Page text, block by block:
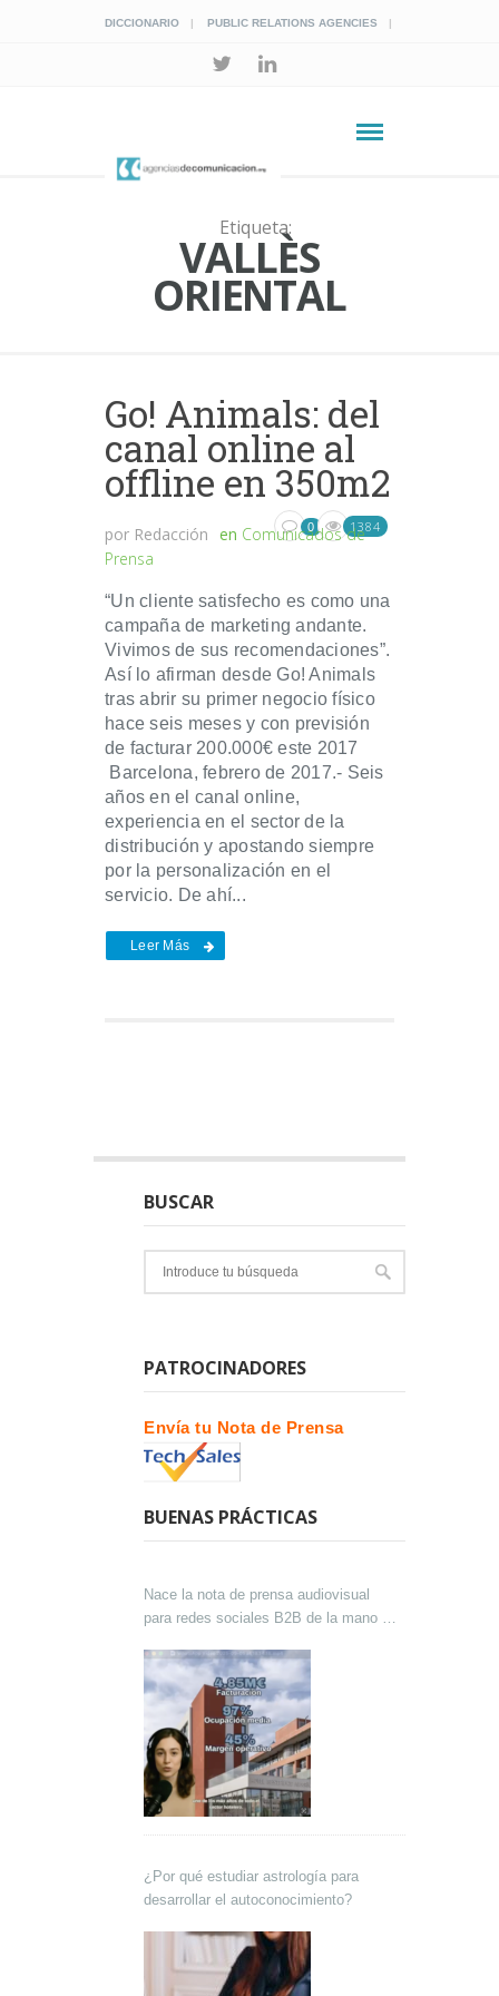
DICCIONARIO PUBLIC RELATIONS AGENCIES
Etiqueta:
VALLÈS
ORIENTAL
Go! Animals: del
canal online al
offline en 350m2
por Redacción en Comunicados de
Prensa
0 1384
“Un cliente satisfecho es como una
campaña de marketing andante.
Vivimos de sus recomendaciones”.
Así lo afirman desde Go! Animals
tras abrir su primer negocio físico
hace seis meses y con previsión
de facturar 200.000€ este 2017
Barcelona, febrero de 2017.- Seis
años en el canal online,
experiencia en el sector de la
distribución y apostando siempre
por la personalización en el
servicio. De ahí...
Leer Más
BUSCAR
PATROCINADORES
Envía tu Nota de Prensa
BUENAS PRÁCTICAS
Nace la nota de prensa audiovisual
para redes sociales B2B de la mano de
¿Por qué estudiar astrología para
desarrollar el autoconocimiento?